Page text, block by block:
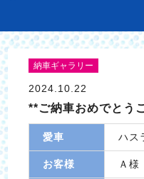
納車ギャラリー
2024.10.22
**ご納車おめでとう
愛車 ハス
お客様 Ａ様